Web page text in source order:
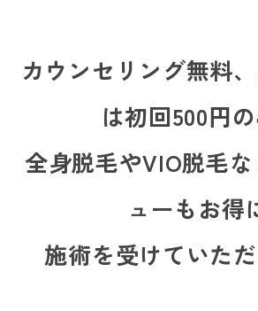
カウンセリング無料
は初回500円の
全身脱毛やVIO脱毛
ューもお得
施術を受けていただ